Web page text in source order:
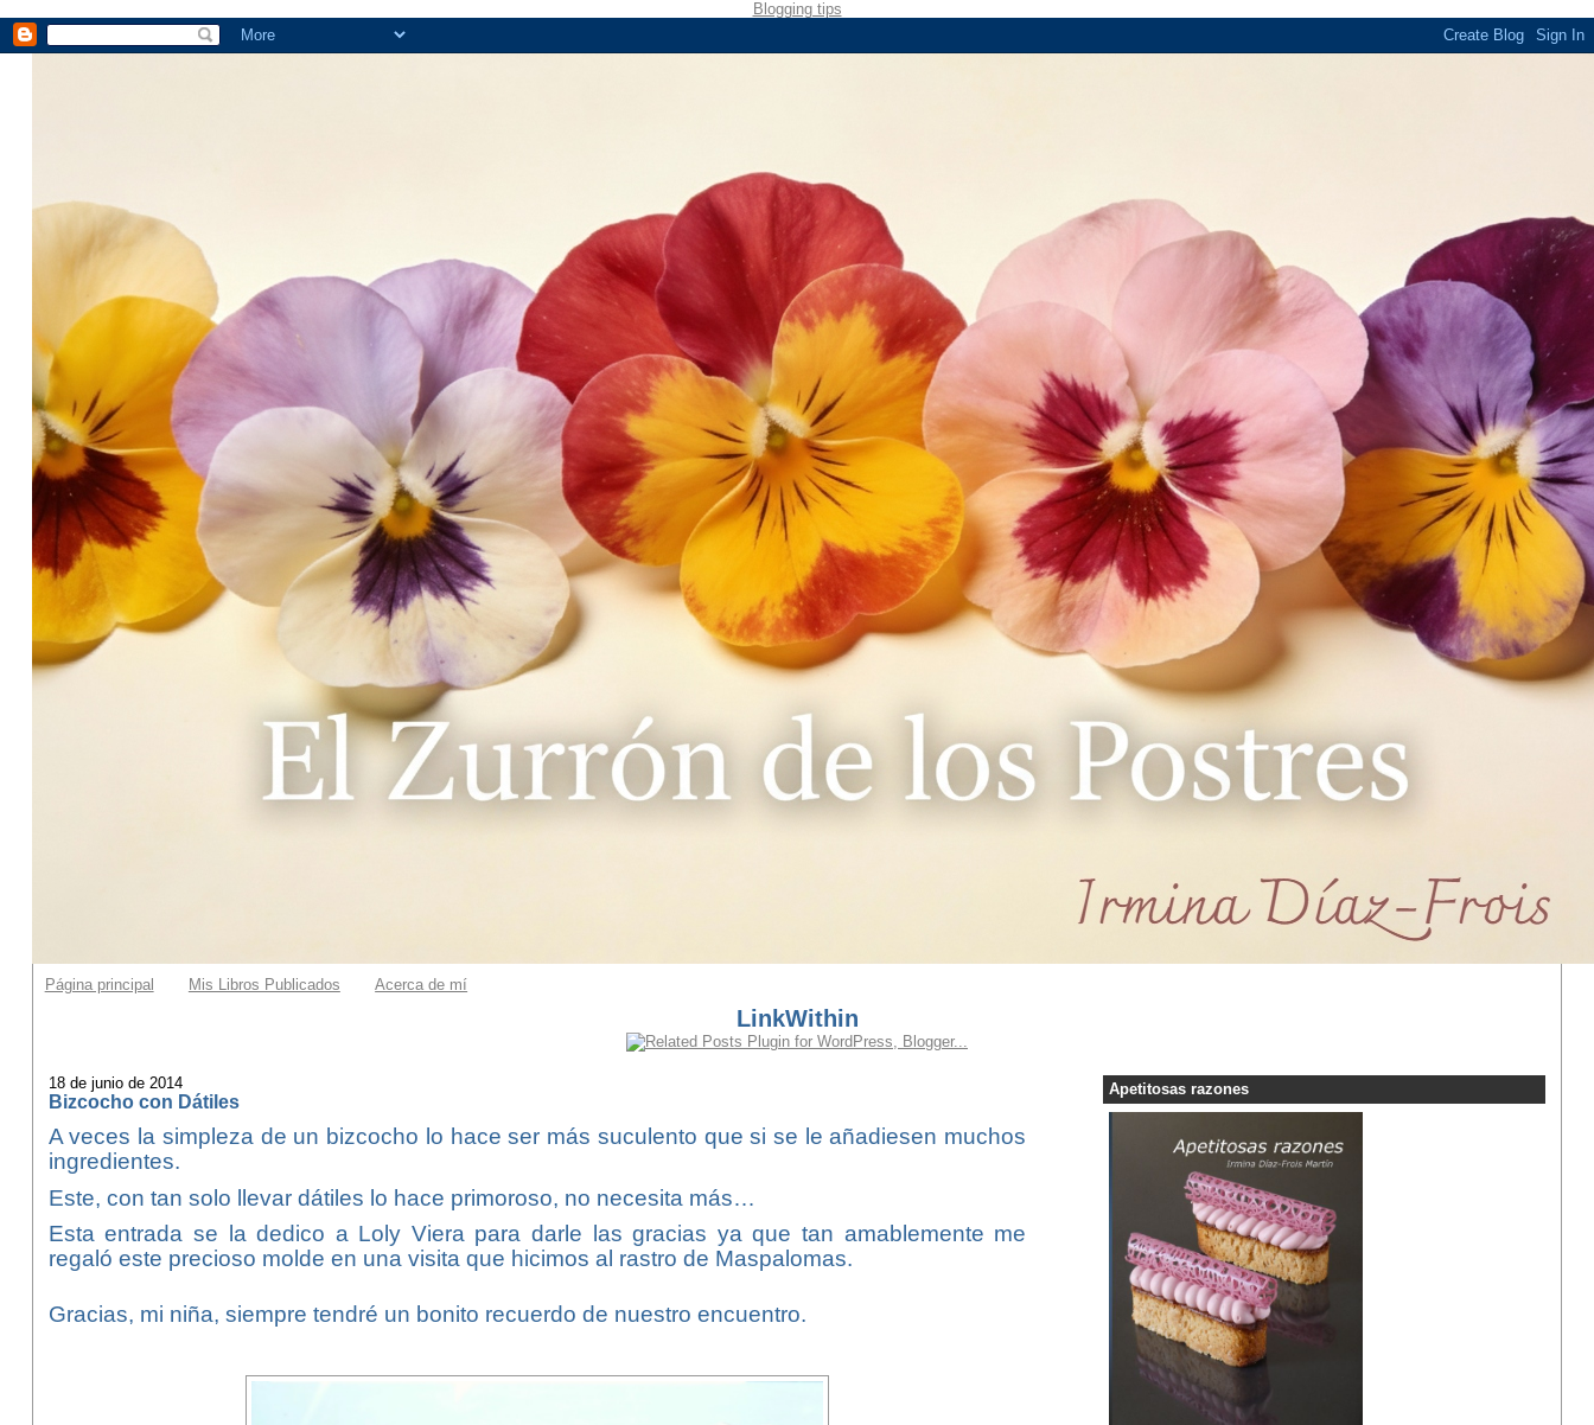
Blogging tips
Página principal Mis Libros Publicados Acerca de mí
LinkWithin
18 de junio de 2014
Bizcocho con Dátiles
A veces la simpleza de un bizcocho lo hace ser más suculento que si se le añadiesen muchos
ingredientes.
Este, con tan solo llevar dátiles lo hace primoroso, no necesita más…
Esta entrada se la dedico a Loly Viera para darle las gracias ya que tan amablemente me
regaló este precioso molde en una visita que hicimos al rastro de Maspalomas.
Gracias, mi niña, siempre tendré un bonito recuerdo de nuestro encuentro.
Apetitosas razones